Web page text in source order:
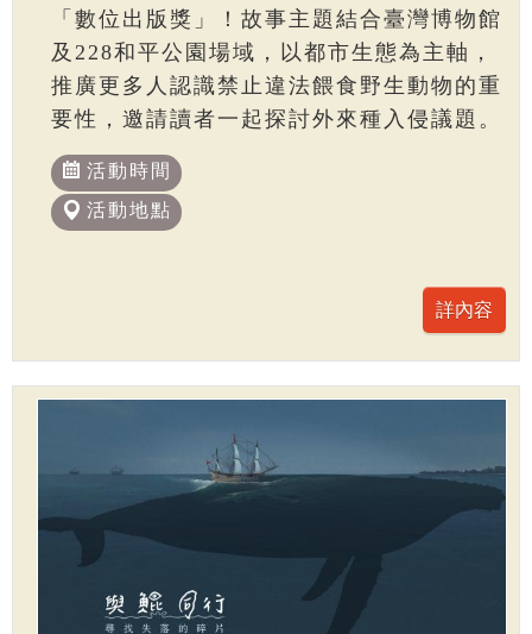
「數位出版獎」！故事主題結合臺灣博物館
及228和平公園場域，以都市生態為主軸，
推廣更多人認識禁止違法餵食野生動物的重
要性，邀請讀者一起探討外來種入侵議題。
活動時間
活動地點